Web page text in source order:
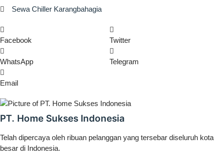
Sewa Chiller Karangbahagia
Facebook Twitter
WhatsApp Telegram
Email
PT. Home Sukses Indonesia
Telah dipercaya oleh ribuan pelanggan yang tersebar diseluruh kota
besar di Indonesia.